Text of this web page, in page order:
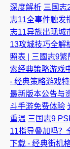
深度解析 三国志
志11全事件触发
志11异族出现城
13攻城技巧全解
照表 | 三國志9
索经典策略游戏
- 经典策略游戏
最新版本公告与
斗手游免费体验
重温 三国志9
11指导叠加吗？
下载 - 经典街机